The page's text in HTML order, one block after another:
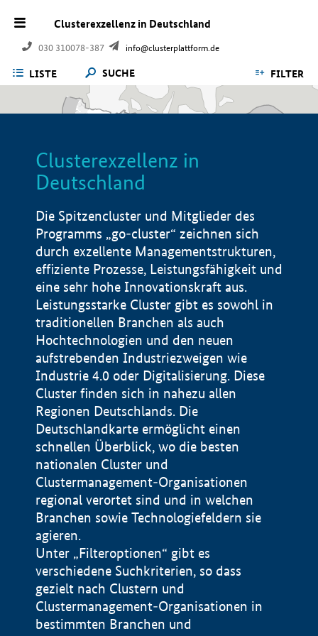
Clusterexzellenz in Deutschland
030 310078-387 info@clusterplattform.de
LISTE SUCHE FILTER
Clusterexzellenz in
Deutschland
Die Spitzencluster und Mitglieder des
Programms „go-cluster“ zeichnen sich
durch exzellente Managementstrukturen,
effiziente Prozesse, Leistungsfähigkeit und
eine sehr hohe Innovationskraft aus.
Leistungsstarke Cluster gibt es sowohl in
traditionellen Branchen als auch
Hochtechnologien und den neuen
aufstrebenden Industriezweigen wie
Industrie 4.0 oder Digitalisierung. Diese
Cluster finden sich in nahezu allen
Regionen Deutschlands. Die
Deutschlandkarte ermöglicht einen
schnellen Überblick, wo die besten
nationalen Cluster und
Clustermanagement-Organisationen
regional verortet sind und in welchen
Branchen sowie Technologiefeldern sie
agieren.
Unter „Filteroptionen“ gibt es
verschiedene Suchkriterien, so dass
gezielt nach Clustern und
Clustermanagement-Organisationen in
bestimmten Branchen und
Impressum
Datenschutzerklärung
BMWE, 2026 ©
100 km © Geobasis-DE / BKG 2015